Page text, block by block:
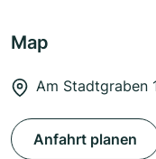
Map
Am Stadtgraben
Anfahrt planen